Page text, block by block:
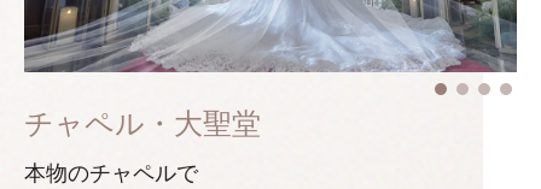
チャペル・大聖堂
本物のチャペルで